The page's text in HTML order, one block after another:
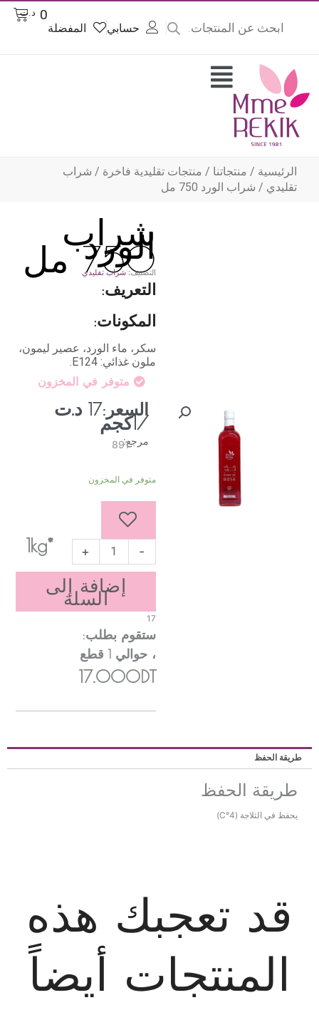
حسابي المفضلة
د.ت
Cart
Flyout
Menu
الرئيسية/منتجاتنا/منتجات تقليدية فاخرة/ شراب
تقليدي/ شراب الورد 750 مل
شراب
الورد
750 ملالتصنيف:شراب تقليدي
التعريف:
المكونات:
سكر، ماء الورد، عصير ليمون،
ملون غذائي: E124.
متوفر في المخزون
السعر:17 د.ت
مرجع:891
متوفر في المخزون
إضافة إلى
السلة
ستقوم بطلب:
، حوالي1قطع
17.000DT
طريقة الحفظ
طريقة الحفظ
يحفظ في الثلاجة (4°C)
قد تعجبك هذه
المنتجات أيضاً